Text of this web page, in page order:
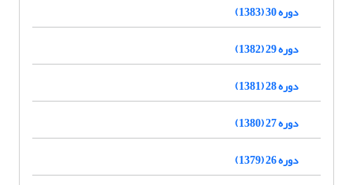
دوره 30 (1383)
دوره 29 (1382)
دوره 28 (1381)
دوره 27 (1380)
دوره 26 (1379)